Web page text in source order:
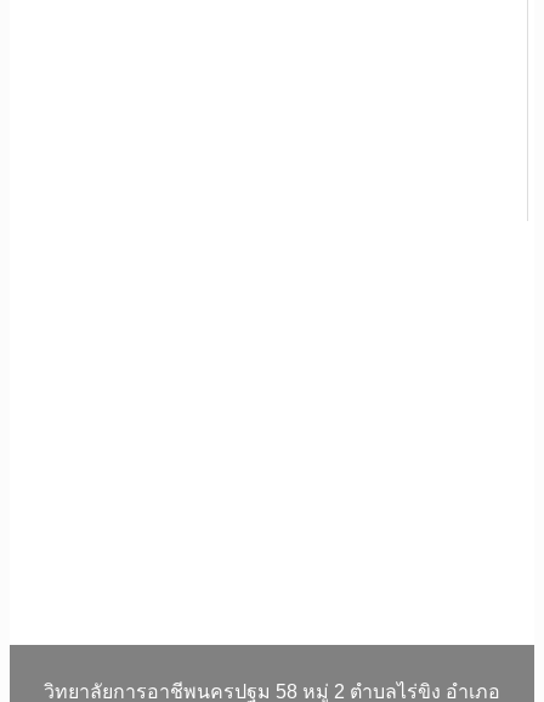
วิทยาลัยการอาชีพนครปฐม 58 หมู่ 2 ตำบลไร่ขิง อำเภอ